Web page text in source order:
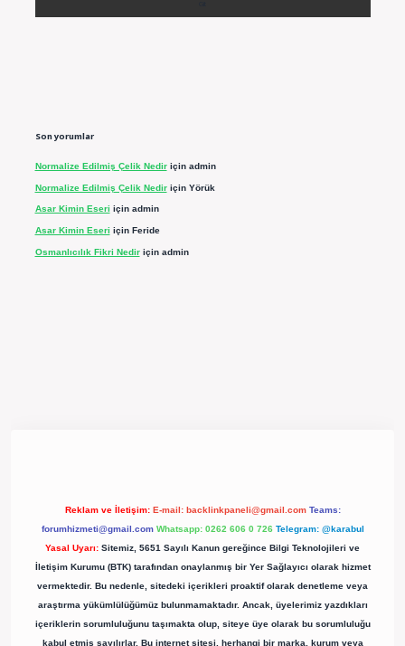
Son yorumlar
Normalize Edilmiş Çelik Nediriçin admin
Normalize Edilmiş Çelik Nediriçin Yörük
Asar Kimin Eseri için admin
Asar Kimin Eseri için Feride
Osmanlıcılık Fikri Nediriçin admin
Reklam ve İletişim: E-mail: backlinkpaneli@gmail.com Teams:
forumhizmeti@gmail.com Whatsapp: 0262 606 0 726 Telegram: @karabul
Yasal Uyarı: Sitemiz, 5651 Sayılı Kanun gereğince Bilgi Teknolojileri ve
İletişim Kurumu (BTK) tarafından onaylanmış bir Yer Sağlayıcı olarak hizmet
vermektedir. Bu nedenle, sitedeki içerikleri proaktif olarak denetleme veya
araştırma yükümlülüğümüz bulunmamaktadır. Ancak, üyelerimiz yazdıkları
içeriklerin sorumluluğunu taşımakta olup, siteye üye olarak bu sorumluluğu
kabul etmiş sayılırlar. Bu internet sitesi, herhangi bir marka, kurum veya